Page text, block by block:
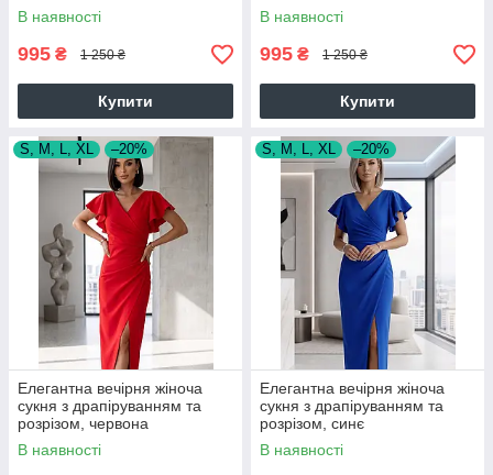
В наявності
995 ₴ 1 250 ₴
Купити
В наявності
995 ₴ 1 250 ₴
Купити
S, M, L, XL –20%
Елегантна вечірня жіноча
сукня з драпіруванням та
розрізом, червона
В наявності
S, M, L, XL –20%
Елегантна вечірня жіноча
сукня з драпіруванням та
розрізом, синє
В наявності